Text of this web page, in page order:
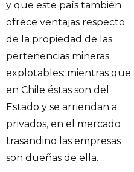
y que este país también
ofrece ventajas respecto
de la propiedad de las
pertenencias mineras
explotables: mientras que
en Chile éstas son del
Estado y se arriendan a
privados, en el mercado
trasandino las empresas
son dueñas de ella.